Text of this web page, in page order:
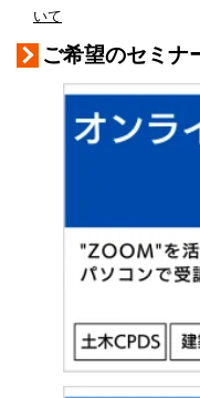
いて
ご希望のセミナ